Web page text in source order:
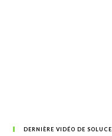
DERNIÈRE VIDÉO DE SOLUCE